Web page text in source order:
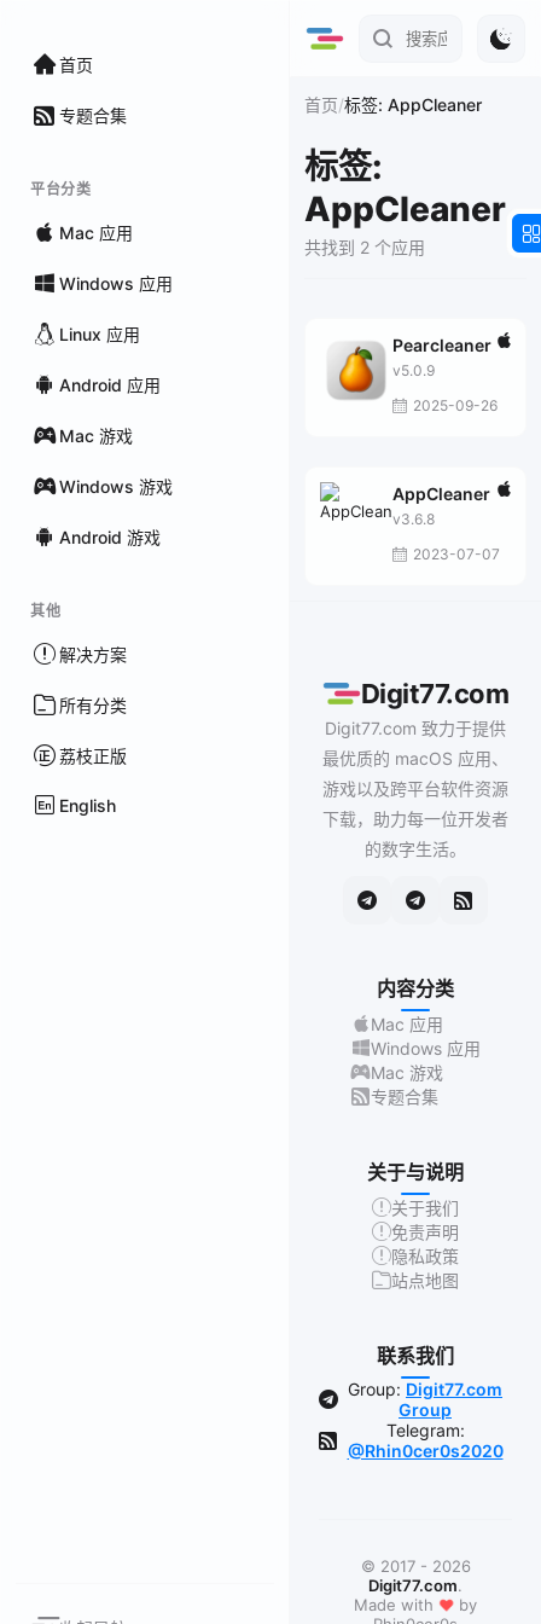
首页
专题合集
平台分类
Mac 应用
Windows 应用
Linux 应用
Android 应用
Mac 游戏
Windows 游戏
Android 游戏
其他
解决方案
所有分类
荔枝正版
English
首页/标签: AppCleaner
标签:
AppCleaner
共找到 2 个应用
Pearcleaner
v5.0.9
2025-09-26
AppCleaner
v3.6.8
2023-07-07
Digit77.com
Digit77.com 致力于提供
最优质的 macOS 应用、
游戏以及跨平台软件资源
下载，助力每一位开发者
的数字生活。
内容分类
Mac 应用
Windows 应用
Mac 游戏
专题合集
关于与说明
关于我们
免责声明
隐私政策
站点地图
联系我们
Group: Digit77.com
Group
Telegram:
@Rhin0cer0s2020
© 2017 - 2026
Digit77.com.
Made with ❤ by